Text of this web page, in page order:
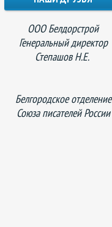
ООО Белдорстрой
Генеральный директор
Степашов Н.Е.
Белгородское отделение
Союза писателей России